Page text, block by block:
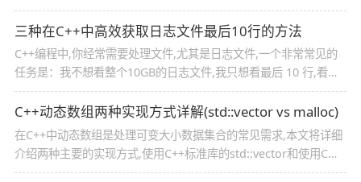
来介绍一下读取JSON文件的三种方式,感兴趣的可以了解一下
三种在C++中高效获取日志文件最后10行的方法
C++编程中,你经常需要处理文件,尤其是日志文件,一个非常常见的
任务是：我不想看整个10GB的日志文件,我只想看最后 10 行,看看
最近发生了什么,所以本文给大家介绍了三种在C++中高效获取日志
文件最后10行的方法,需要的朋友可以参考下
C++动态数组两种实现方式详解(std::vector vs malloc)
在C++中动态数组是处理可变大小数据集合的常见需求,本文将详细
介绍两种主要的实现方式,使用C++标准库的std::vector和使用C风
格的malloc,下面就来详细的介绍一下,感兴趣的可以了解一下